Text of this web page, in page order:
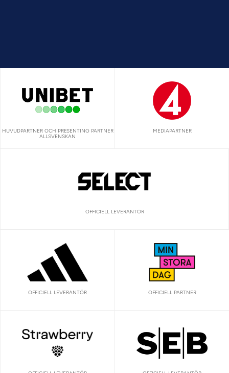
HUVUDPARTNER OCH PRESENTING PARTNER
ALLSVENSKAN
MEDIAPARTNER
OFFICIELL LEVERANTÖR
OFFICIELL LEVERANTÖR OFFICIELL PARTNER